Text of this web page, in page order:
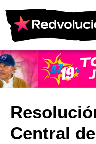
Central